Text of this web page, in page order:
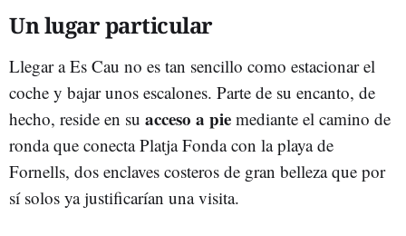
Un lugar particular
Llegar a Es Cau no es tan sencillo como estacionar el
coche y bajar unos escalones. Parte de su encanto, de
hecho, reside en su acceso a pie mediante el camino de
ronda que conecta Platja Fonda con la playa de
Fornells, dos enclaves costeros de gran belleza que por
sí solos ya justificarían una visita.